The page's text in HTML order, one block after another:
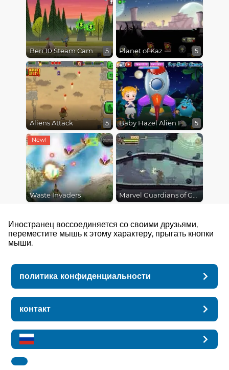
Ben 10 Steam Camp 5 Planet of Kaz 5
Aliens Attack 5 Baby Hazel Alien Friend 5
Waste Invaders Marvel Guardians of Galaxy
Иностранец воссоединяется со своими друзьями,
переместите мышь к этому характеру, прыгать кнопки
мыши.
политика конфиденциальности
контакт